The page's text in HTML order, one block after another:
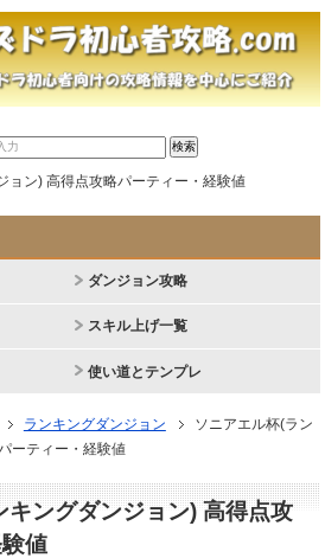
ョン) 高得点攻略パーティー・経験値
ダンジョン攻略
スキル上げ一覧
使い道とテンプレ
ランキングダンジョン
ソニアエル杯(ラン
ーティー・経験値
キングダンジョン) 高得点攻
値